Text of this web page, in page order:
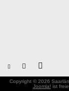
Copyright © 2026
Joomla! ist